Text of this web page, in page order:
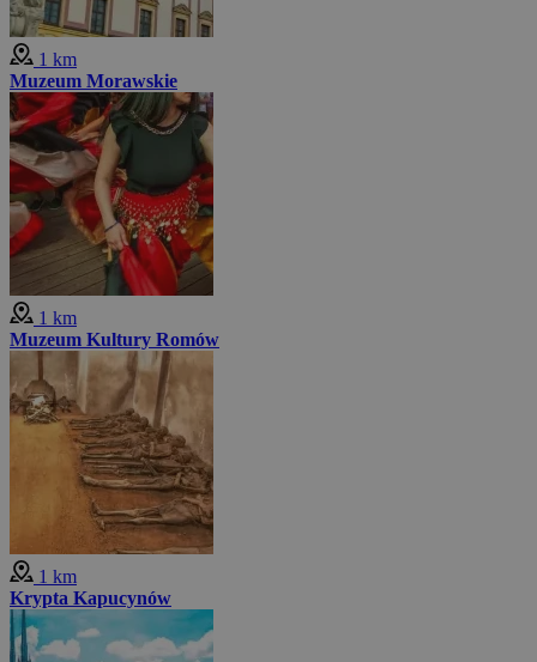
1 km
Muzeum Morawskie
1 km
Muzeum Kultury Romów
1 km
Krypta Kapucynów